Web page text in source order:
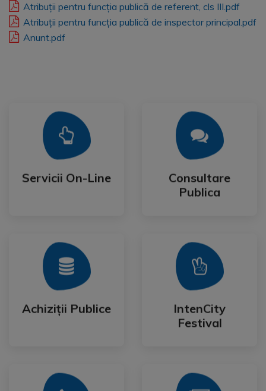
Atribuții pentru funcția publică de referent, cls III.pdf
Atribuții pentru funcția publică de inspector principal.pdf
Anunt.pdf
Servicii On-Line
Servicii On-Line
Mai Mult
Consultare
Publica
Consultare
Publica
Mai Mult
Achiziții Publice
Achiziții Publice
Mai Mult
IntenCity
Festival
IntenCity
Festival
Mai Mult